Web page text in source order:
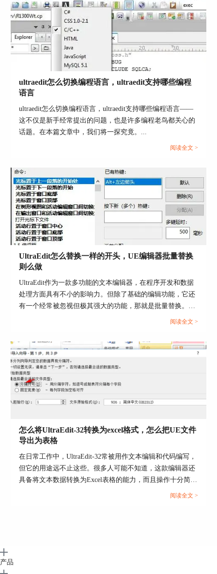
图5：三个主要窗体代码
然后在每个窗体中又分别加入一些小窗体，以及将
要用到的文字和图片，不用管实际网页中的排面，
先把这些要显示的内容全加上，注意分好区域，在
相应的区域添加。
图6：主要框架代码
此时打开浏览器可以得到如图7的效果。
最后就是调整这些内容的显示位置，美化排面，这
因为在“.html”文件中已经对每个窗体、框架进行命
名，此时在“.css”中直接操作这些名称对应的窗体
或文字就可以了，样式的修改调用“样式编辑器”来
完成。主要修改的内容包括颜色、字体样式、显示
位置等。如图8是最终制作的完整CSS代码。
们还将分享一些防止UE编辑器报错的实用技巧，以确保你的
编辑体验始终顺畅无阻。...
ultraedit怎么切换编程语言，ultraedit支持哪些编程
语言
ultraedit怎么切换编程语言，ultraedit支持哪些编程语言——
这不仅是新手经常提出的问题，也是许多编程老鸟都关心的
话题。在本篇文章中，我们将一探究竟。...
阅读全文 >
UltraEdit怎么替换一样的开头，UE编辑器批量替换
则么做
UltraEdit作为一款多功能的文本编辑器，在程序开发和数据
处理方面具有不小的影响力。但除了基础的编辑功能，它还
有一个经常被忽视但极其强大的功能，那就是批量替换。这
个功能在处理大规模文本数据，尤其是需要替换相同开头或
阅读全文 >
怎么将UltraEdit-32转换为excel格式，怎么把UE文件
导出为表格
在日常工作中，UltraEdit-32常被用作文本编辑和代码编写，
但它的用途远不止这些。很多人可能不知道，这款编辑器还
具备将文本数据转换为Excel表格的能力，而且操作十分简
便。接下来，本文将详细解析怎么将UltraEdit-32转换为excel
阅读全文 >
产品